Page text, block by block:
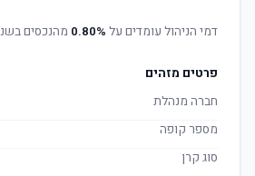
דמי הניהול עומדים על 0.80% מהנכסים
פרטים מזהים
חברה מנהלת
מספר קופה
סוג קרן